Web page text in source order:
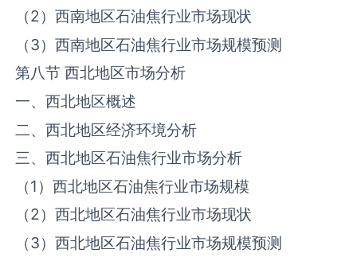
（2）西南地区石油焦行业市场现状
（3）西南地区石油焦行业市场规模预测
第八节 西北地区市场分析
一、西北地区概述
二、西北地区经济环境分析
三、西北地区石油焦行业市场分析
（1）西北地区石油焦行业市场规模
（2）西北地区石油焦行业市场现状
（3）西北地区石油焦行业市场规模预测